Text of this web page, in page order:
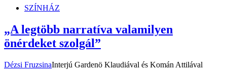
SZÍNHÁZ
„A legtöbb narratíva valamilyen
önérdeket szolgál”
Dézsi FruzsinaInterjú Gardenö Klaudiával és Komán Attilával